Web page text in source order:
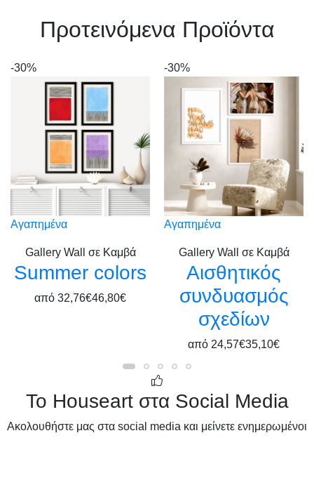
Πρoτεινόμενα Προϊόντα
-30%
Αγαπημένα
Gallery Wall σε Καμβά
Summer colors
από 32,76€46,80€
-30%
Αγαπημένα
Gallery Wall σε Καμβά
Αισθητικός
συνδυασμός
σχεδίων
από 24,57€35,10€
Το Houseart στα Social Media
Ακολουθήστε μας στα social media και μείνετε ενημερωμένοι